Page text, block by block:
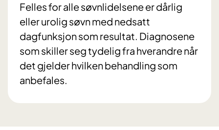
Felles for alle søvnlidelsene er dårlig
eller urolig søvn med nedsatt
dagfunksjon som resultat. Diagnosene
som skiller seg tydelig fra hverandre når
det gjelder hvilken behandling som
anbefales.